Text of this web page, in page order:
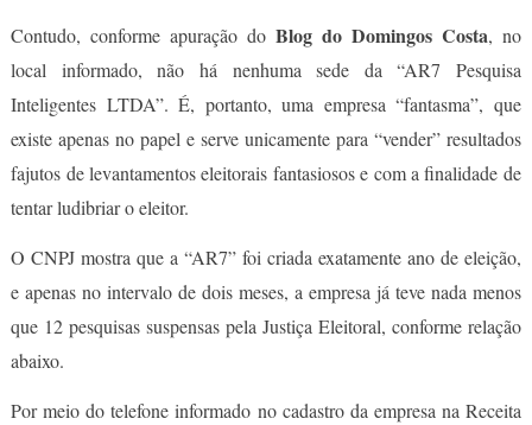
Contudo, conforme apuração do Blog do Domingos Costa, no
local informado, não há nenhuma sede da “AR7 Pesquisa
Inteligentes LTDA”. É, portanto, uma empresa “fantasma”, que
existe apenas no papel e serve unicamente para “vender” resultados
fajutos de levantamentos eleitorais fantasiosos e com a finalidade de
tentar ludibriar o eleitor.
O CNPJ mostra que a “AR7” foi criada exatamente ano de eleição,
e apenas no intervalo de dois meses, a empresa já teve nada menos
que 12 pesquisas suspensas pela Justiça Eleitoral, conforme relação
abaixo.
Por meio do telefone informado no cadastro da empresa na Receita